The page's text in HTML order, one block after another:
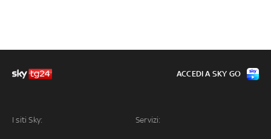
I siti Sky: Servizi:
ACCEDI A SKY GO